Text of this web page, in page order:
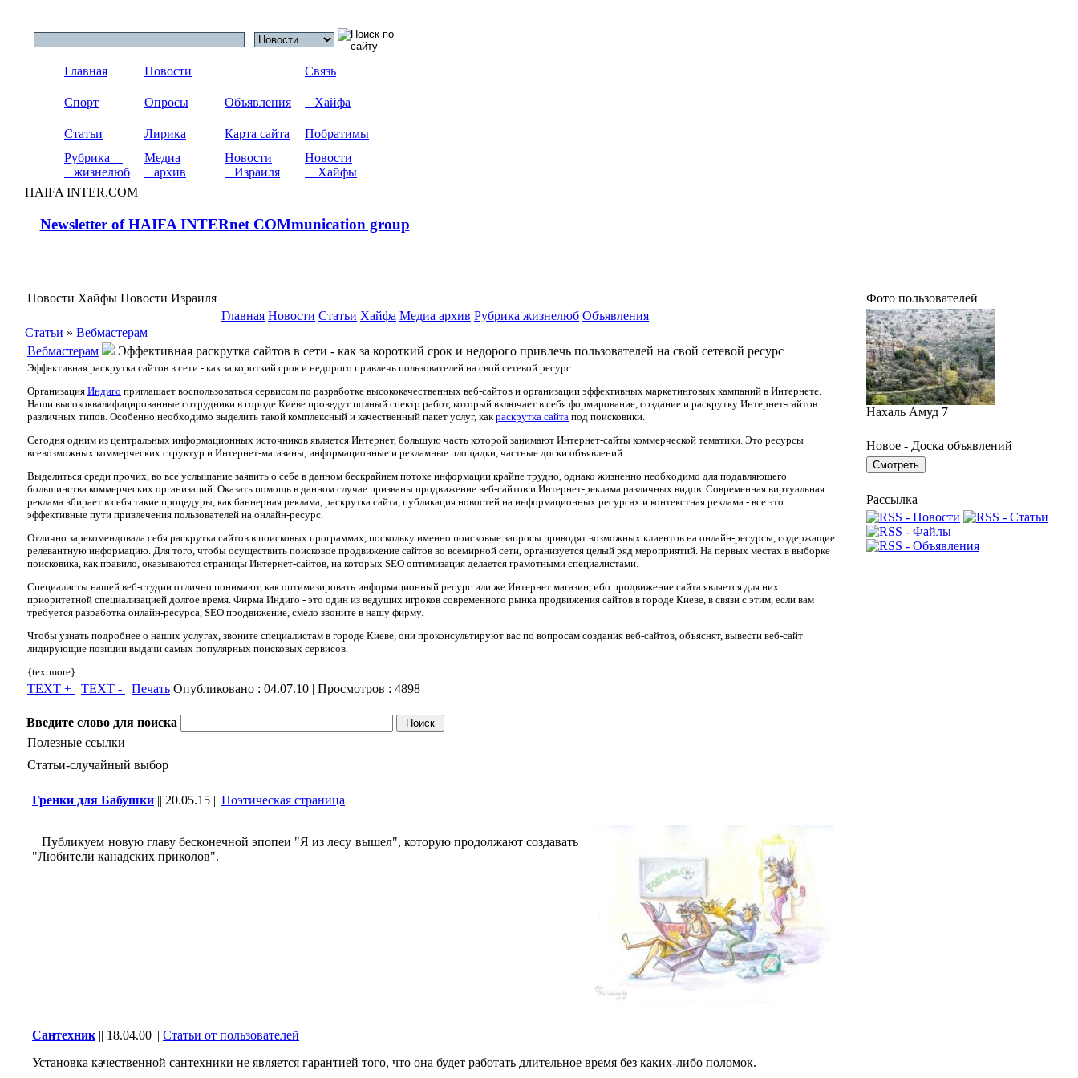
Главная Новости Связь
Спорт Опросы Объявления Хайфа
Статьи Лирика Карта сайта
Побратимы
Рубрика
жизнелюб
Медиа
архив
Новости
Израиля
Новости
Хайфы
HAIFA INTER.COM
Newsletter of HAIFA INTERnet COMmunication group
Новости Хайфы Новости Израиля
Главная Новости Статьи Хайфа Медиа архив Рубрика жизнелюб Объявления
Статьи » Вебмастерам
Вебмастерам
Эффективная раскрутка сайтов в сети - как за короткий срок и недорого привлечь пользователей на свой сетевой ресурс
Эффективная раскрутка сайтов в сети - как за короткий срок и недорого привлечь пользователей на свой сетевой ресурс
Организация Индиго приглашает воспользоваться сервисом по разработке высококачественных веб-сайтов и организации эффективных маркетинговых кампаний в Интернете.
Наши высококвалифицированные сотрудники в городе Киеве проведут полный спектр работ, который включает в себя формирование, создание и раскрутку Интернет-сайтов
различных типов. Особенно необходимо выделить такой комплексный и качественный пакет услуг, какраскрутка сайта под поисковики.
Сегодня одним из центральных информационных источников является Интернет, большую часть которой занимают Интернет-сайты коммерческой тематики. Это ресурсы
всевозможных коммерческих структур и Интернет-магазины, информационные и рекламные площадки, частные доски объявлений.
Выделиться среди прочих, во все услышание заявить о себе в данном бескрайнем потоке информации крайне трудно, однако жизненно необходимо для подавляющего
большинства коммерческих организаций. Оказать помощь в данном случае призваны продвижение веб-сайтов и Интернет-реклама различных видов. Современная виртуальная
реклама вбирает в себя такие процедуры, как баннерная реклама, раскрутка сайта, публикация новостей на информационных ресурсах и контекстная реклама - все это
эффективные пути привлечения пользователей на онлайн-ресурс.
Отлично зарекомендовала себя раскрутка сайтов в поисковых программах, поскольку именно поисковые запросы приводят возможных клиентов на онлайн-ресурсы, содержащие
релевантную информацию. Для того, чтобы осуществить поисковое продвижение сайтов во всемирной сети, организуется целый ряд мероприятий. На первых местах в выборке
поисковика, как правило, оказываются страницы Интернет-сайтов, на которых SEO оптимизация делается грамотными специалистами.
Специалисты нашей веб-студии отлично понимают, как оптимизировать информационный ресурс или же Интернет магазин, ибо продвижение сайта является для них
приоритетной специализацией долгое время. Фирма Индиго - это один из ведущих игроков современного рынка продвижения сайтов в городе Киеве, в связи с этим, если вам
требуется разработка онлайн-ресурса, SEO продвижение, смело звоните в нашу фирму.
Чтобы узнать подробнее о наших услугах, звоните специалистам в городе Киеве, они проконсультируют вас по вопросам создания веб-сайтов, объяснят, вывести веб-сайт
лидирующие позиции выдачи самых популярных поисковых сервисов.
{textmore}
TEXT + TEXT - Печать Опубликовано : 04.07.10 | Просмотров : 4898
Введите слово для поиска
Полезные ссылки
Статьи-случайный выбор
Гренки для Бабушки || 20.05.15 || Поэтическая страница
Публикуем новую главу бесконечной эпопеи "Я из лесу вышел", которую продолжают создавать
"Любители канадских приколов".
Сантехник || 18.04.00 || Статьи от пользователей
Установка качественной сантехники не является гарантией того, что она будет работать длительное время без каких-либо поломок.
Фото пользователей
Нахаль Амуд 7
Новое - Доска объявлений
Рассылка